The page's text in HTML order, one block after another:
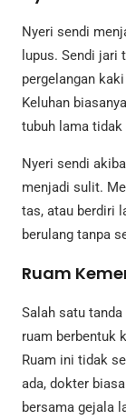
Nyeri sendi
lupus. Sendi jari
pergelangan
Keluhan
tubuh lama tidak
Nyeri sendi
menjadi sulit.
tas, atau berdiri
berulang tanpa
Ruam
Salah satu
ruam berbentuk
Ruam ini tidak
ada, dokter
bersama gejala